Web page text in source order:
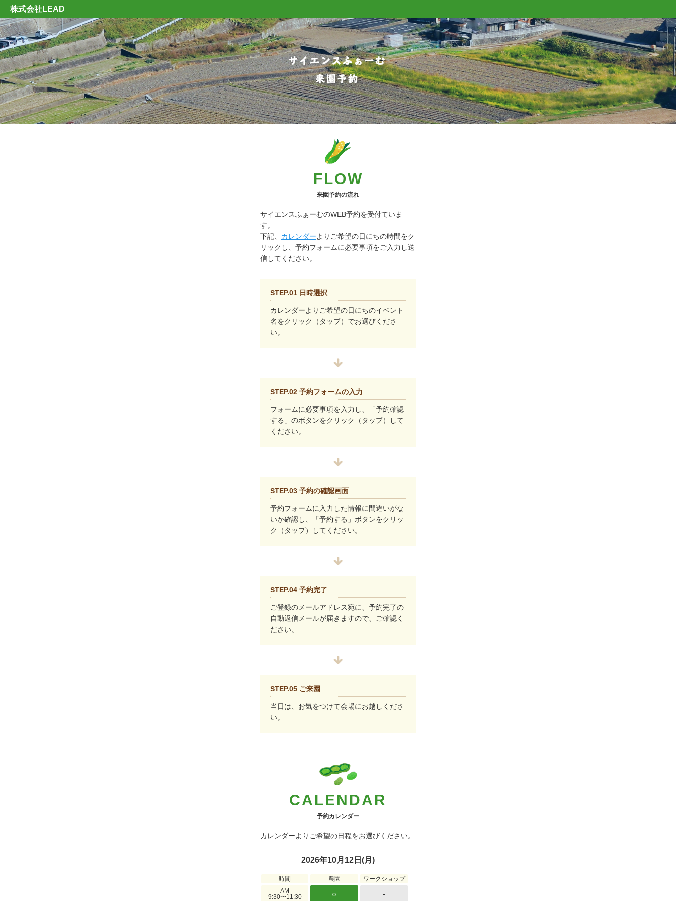
株式会社LEAD
FLOW
来園予約の流れ
サイエンスふぁーむのWEB予約を受付ていま
す。
下記、 カレンダーよりご希望の日にちの時間をク
リックし、予約フォームに必要事項をご入力し送
信してください。
STEP.01 日時選択
カレンダーよりご希望の日にちのイベント
名をクリック（タップ）でお選びくださ
い。
STEP.02 予約フォームの入力
フォームに必要事項を入力し、「予約確認
する」のボタンをクリック（タップ）して
ください。
STEP.03 予約の確認画面
予約フォームに入力した情報に間違いがな
いか確認し、「予約する」ボタンをクリッ
ク（タップ）してください。
STEP.04 予約完了
ご登録のメールアドレス宛に、予約完了の
自動返信メールが届きますので、ご確認く
ださい。
STEP.05 ご来園
当日は、お気をつけて会場にお越しくださ
い。
CALENDAR
予約カレンダー
カレンダーよりご希望の日程をお選びください。
2026年10月12日(月)
時間 農園
ワークショップ
AM
9:30〜11:30
○ -